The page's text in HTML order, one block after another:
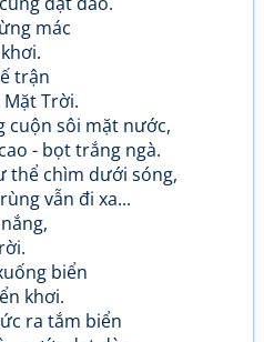
mác
trận
Trời.
sôi mặt nước,
bọt trắng ngà.
chìm dưới sóng,
vẫn đi xa...
biển
khơi.
tắm biển